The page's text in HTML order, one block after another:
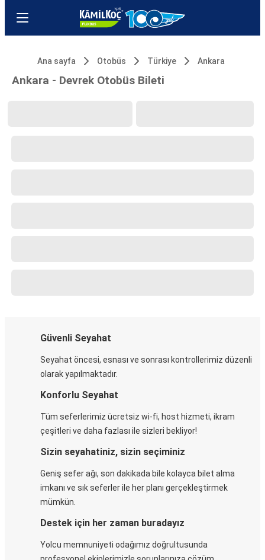
Ana sayfa Otobüs Türkiye Ankara
Ankara - Devrek Otobüs Bileti
Güvenli Seyahat
Seyahat öncesi, esnası ve sonrası kontrollerimiz düzenli
olarak yapılmaktadır.
Konforlu Seyahat
Tüm seferlerimiz ücretsiz wi-fi, host hizmeti, ikram
çeşitleri ve daha fazlası ile sizleri bekliyor!
Sizin seyahatiniz, sizin seçiminiz
Geniş sefer ağı, son dakikada bile kolayca bilet alma
imkanı ve sık seferler ile her planı gerçekleştirmek
mümkün.
Destek için her zaman buradayız
Yolcu memnuniyeti odağımız doğrultusunda